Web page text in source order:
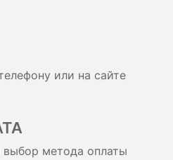
или на сайте
метода оплаты